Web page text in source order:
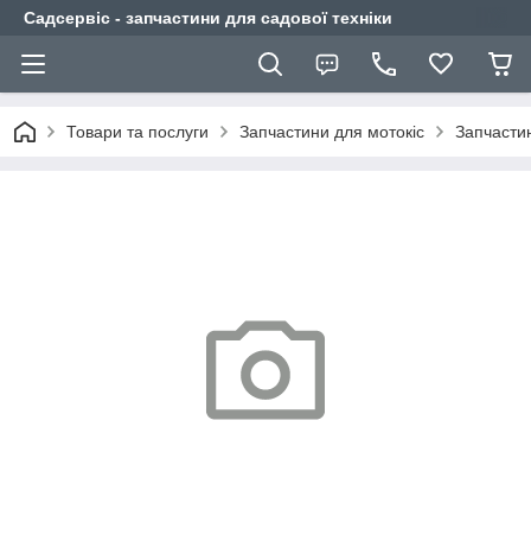
Садсервіс - запчастини для садової техніки
Товари та послуги Запчастини для мотокіс